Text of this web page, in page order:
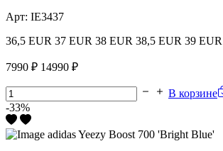
Арт: IE3437
36,5 EUR 37 EUR 38 EUR 38,5 EUR 39 EUR
7990 ₽ 14990 ₽
В корзине
-33%